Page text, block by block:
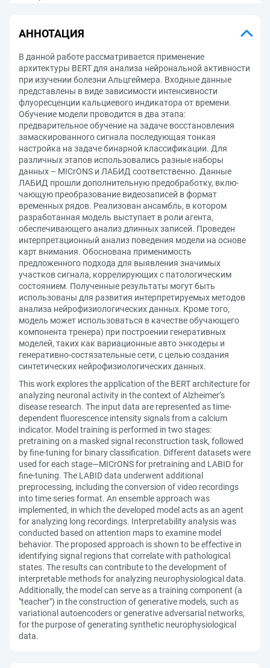
АННОТАЦИЯ
В данной работе рассматривается применение
архитектуры BERT для анализа нейрональной активности
при изучении болезни Альцгеймера. Вход­ные данные
представлены в виде зависимости интенсивности
флуоресценции кальциевого индикатора от времени.
Обучение модели проводится в два этапа:
предварительное обучение на задаче восстановления
замаскированного сигнала последующая тонкая
настройка на задаче бинарной классификации. Для
различных этапов использовались разные наборы
данных – MICrONS и ЛАБИД соответственно. Данные
ЛАБИД прошли дополнительную предобработку, вклю­
чающую преобразование видеозаписей в формат
временных рядов. Реализован ансамбль, в котором
разработанная модель выступает в роли агента,
обеспечива­ющего анализ длинных записей. Проведен
интерпретационный анализ поведения модели на основе
карт внимания. Обоснована применимость
предложенного подхода для выявления значимых
участков сигнала, коррелирующих с патоло­гическим
состоянием. Полученные результаты могут быть
использованы для развития интерпретируемых методов
анализа нейрофизиологических данных. Кроме того,
модель может использоваться в качестве обучающего
компонента тренера) при построении генеративных
моделей, таких как вариационные авто­ энкодеры и
генеративно-состязательные сети, с целью создания
синтетических нейрофизиологических данных.
This work explores the application of the BERT architecture for
analyzing neuronal activity in the context of Alzheimer’s
disease research. The input data are represented as time-
dependent fluorescence intensity signals from a calcium
indicator. Model training is performed in two stages:
pretraining on a masked signal reconstruction task, followed
by fine-tuning for binary classification. Different datasets were
used for each stage—MICrONS for pretraining and LABID for
fine-tuning. The LABID data underwent additional
preprocessing, including the conversion of video recordings
into time series format. An ensemble approach was
implemented, in which the developed model acts as an agent
for analyzing long recordings. Interpretability analysis was
conducted based on attention maps to examine model
behavior. The proposed approach is shown to be effective in
identifying signal regions that correlate with pathological
states. The results can contribute to the development of
interpretable methods for analyzing neurophysiological data.
Additionally, the model can serve as a training component (a
"teacher") in the construction of generative models, such as
variational autoencoders or generative adversarial networks,
for the purpose of generating synthetic neurophysiological
data.